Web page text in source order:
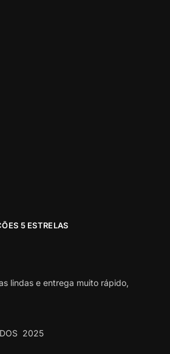
5 ESTRELAS
lindas e entrega muito rápido,
2025